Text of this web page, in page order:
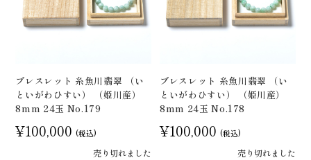
ブレスレット 糸魚川翡翠 （い
といがわひすい） （姫川産）
8mm 24玉 No.179
¥100,000 (税込)
売り切れました
ブレスレット 糸魚川翡翠 （い
といがわひすい） （姫川産）
8mm 24玉 No.178
¥100,000 (税込)
売り切れました